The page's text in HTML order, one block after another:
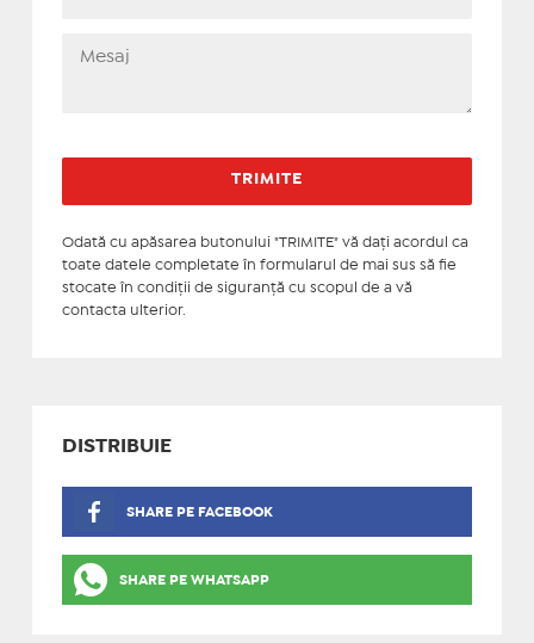
Odată cu apăsarea butonului "TRIMITE" vă daţi acordul ca
toate datele completate în formularul de mai sus să fie
stocate în condiţii de siguranţă cu scopul de a vă
contacta ulterior.
DISTRIBUIE
SHARE PE FACEBOOK
SHARE PE WHATSAPP